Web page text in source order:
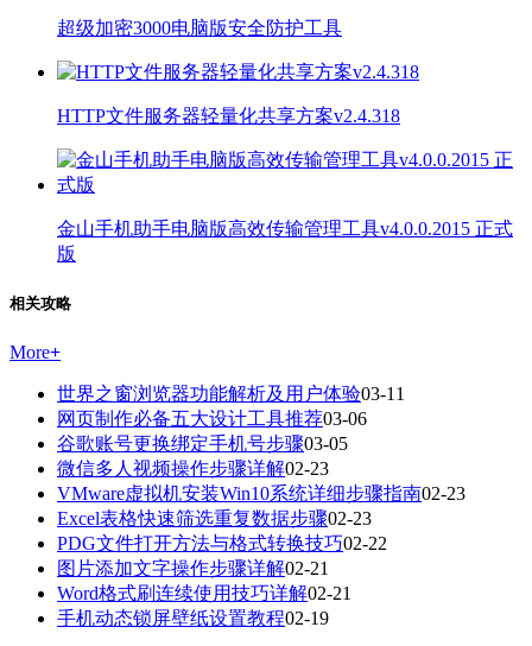
超级加密3000电脑版安全防护工具
HTTP文件服务器轻量化共享方案v2.4.318
金山手机助手电脑版高效传输管理工具v4.0.0.2015 正式
版
相关攻略
More+
世界之窗浏览器功能解析及用户体验03-11
网页制作必备五大设计工具推荐03-06
谷歌账号更换绑定手机号步骤03-05
微信多人视频操作步骤详解02-23
VMware虚拟机安装Win10系统详细步骤指南02-23
Excel表格快速筛选重复数据步骤02-23
PDG文件打开方法与格式转换技巧02-22
图片添加文字操作步骤详解02-21
Word格式刷连续使用技巧详解02-21
手机动态锁屏壁纸设置教程02-19